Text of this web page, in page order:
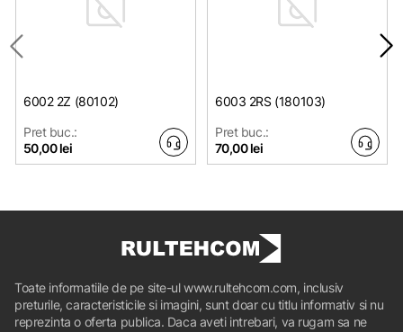
6002 2Z (80102)
Pret buc.:
50,00 lei
6003 2RS (180103)
Pret buc.:
70,00 lei
Toate informatiile de pe site-ul www.rultehcom.com, inclusiv
preturile, caracteristicile si imagini, sunt doar cu titlu informativ si nu
reprezinta o oferta publica. Daca aveti intrebari, va rugam sa ne